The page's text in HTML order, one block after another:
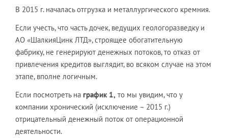
В 2015 г. началась отгрузка и металлургического кремния.
Если учесть, что часть дочек, ведущих геологоразведку и
АО «ШалкияЦинк ЛТД», строящее обогатительную
фабрику, не генерируют денежных потоков, то отказ от
привлечения кредитов выглядит, во всяком случае на этом
этапе, вполне логичным.
Если посмотреть на график 1, то мы увидим, что у
компании хронический (исключение – 2015 г.)
отрицательный денежный поток от операционной
деятельности.